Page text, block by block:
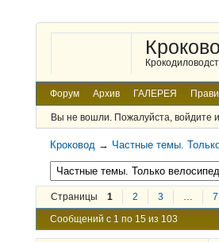
Форум Архив ГАЛЕРЕЯ
Вы не вошли. Пожалуйста, войдите
Кроковод → Частные темы.
Страницы 1 2 3 … 7
Сообщений с 1 по 15 из 103